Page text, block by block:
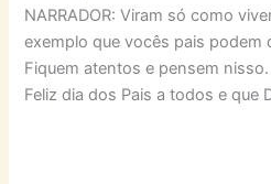
NARRADOR: Viram só como
exemplo que vocês pais podem
Fiquem atentos e pensem nisso.
Feliz dia dos Pais a todos e que